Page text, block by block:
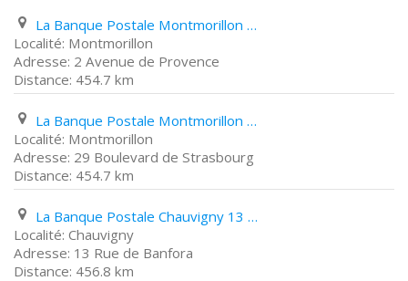
La Banque Postale Montmorillon 2 Avenue de Provence
Montmorillon
2 Avenue de Provence
454.7 km
La Banque Postale Montmorillon 29 Boulevard de Strasbourg
Montmorillon
29 Boulevard de Strasbourg
454.7 km
La Banque Postale Chauvigny 13 Rue de Banfora
Chauvigny
13 Rue de Banfora
456.8 km